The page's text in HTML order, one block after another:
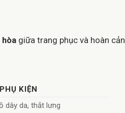
hòa giữa trang phục và hoàn
KIỆN
dây da, thắt lưng